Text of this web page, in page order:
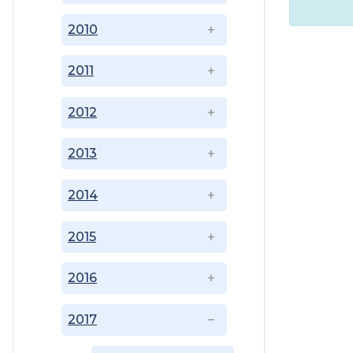
2010
2011
2012
2013
2014
2015
2016
2017